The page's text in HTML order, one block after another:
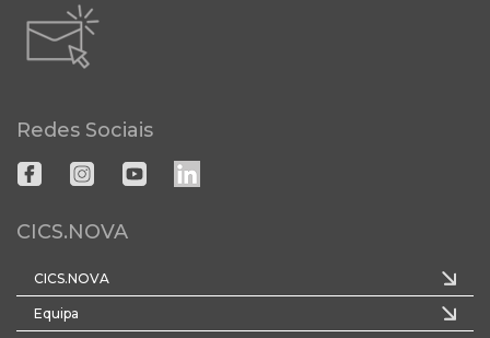
Redes Sociais
CICS.NOVA
CICS.NOVA
Equipa